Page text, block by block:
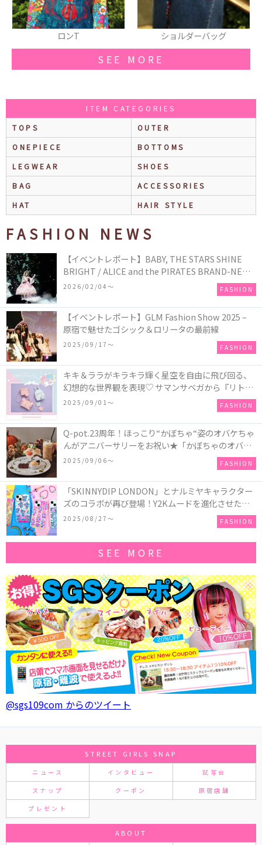
ショルダーバッグ ワンピース
SEE MORE
ITEM CATEGORIES
TOPS
OUTER
ONEPIECE
BOTTOMS
LEGWEAR
SHOES
BAG
ACCESSORIES
HAT
HAIR STYLE
FASHION NEWS
【イベントレポート】BABY, THE STARS SHINE
BRIGHT / ALICE and the PIRATES BRAND-NEW
COLLECTION in TOKYO
2026/02/04〜 FASHION
【イベントレポート】GLM Fashion Show 2025 –
原宿で魅せたゴシック＆ロリータの最前線
2025/09/17〜 FASHION
キキ＆ララがキラキラ輝く星空を自由に飛び回る、
幻想的な世界観を表現♡ サマンサベガから『リトル
ツインスターズ』50周年アニバーサリーイヤー』を
2025/09/01〜 FASHION
Q-pot.23周年！ほっこり“かぼちゃ“姿のオバケちゃ
んがアニバーサリーをお祝い★「かぼちゃのオバケ
ーキアクセサリー」が新発売！Q-pot CAFE.では
「かぼちゃのオバケーキプレート」も登場
2025/09/06〜 FASHION
「SKINNYDIP LONDON」とナルミヤキャラクター
ズのコラボが再び登場！Y2Kムードを進化させた新
作コレクションを発売♪
2025/08/27〜 FASHION
SEE MORE
@sgs109com からのツイート
STREET GIRLS SNAP
ニュース インタビュー 試写会
スナップ クーポン 原宿店舗
プレゼント
ABOUT